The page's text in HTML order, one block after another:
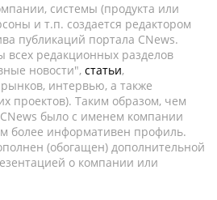
системы (продукта или
и т.п. создается редактором
публикаций портала CNews.
всех редакционных разделов
новости", статьи,
интервью, а также
проектов). Таким образом, чем
было с именем компании
более информативен профиль.
(обогащен) дополнительной
о компании или